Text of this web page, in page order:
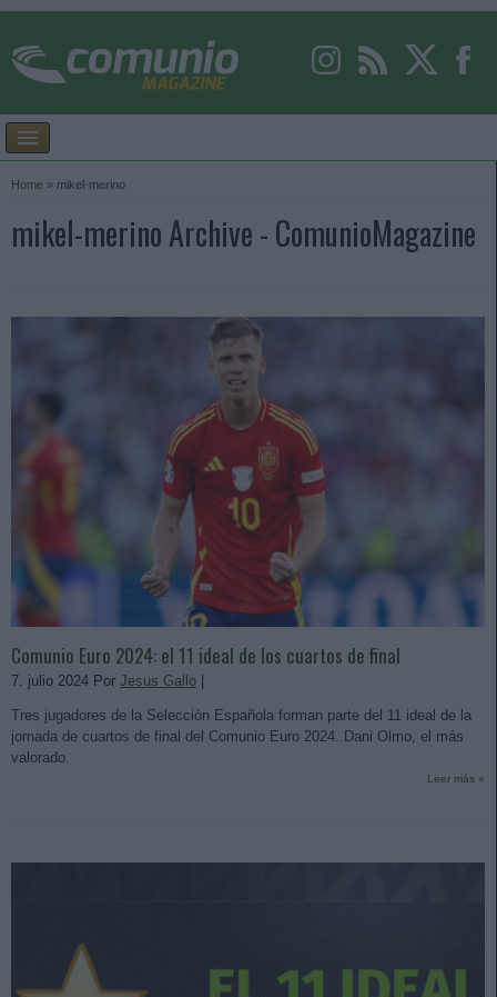
Home » mikel-merino
mikel-merino Archive - ComunioMagazine
Comunio Euro 2024: el 11 ideal de los cuartos de final
7. julio 2024 Por Jesus Gallo
Tres jugadores de la Selección Española forman parte del 11 ideal de la
jornada de cuartos de final del Comunio Euro 2024. Dani Olmo, el más
valorado.
Leer más »